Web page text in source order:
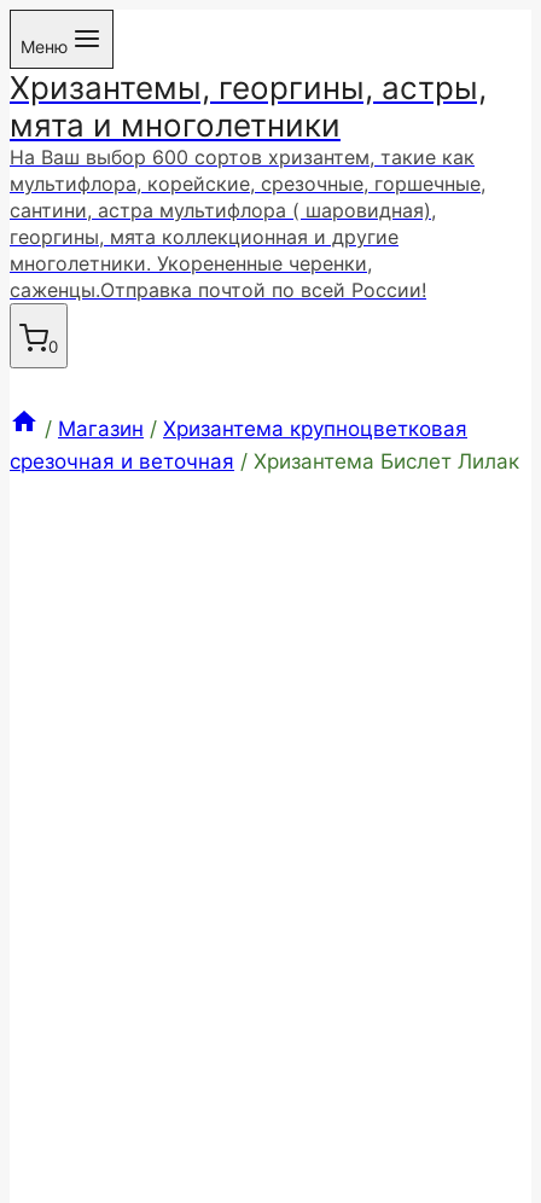
Перейти
содержимому
Меню
Хризантемы, георгины, астры,
мята и многолетники
На Ваш выбор 600 сортов хризантем, такие как
мультифлора, корейские, срезочные, горшечные,
сантини, астра мультифлора ( шаровидная),
георгины, мята коллекционная и другие
многолетники. Укорененные черенки,
саженцы.Отправка почтой по всей России!
0
/ Магазин / Хризантема крупноцветковая
срезочная и веточная / Хризантема Бислет Лилак